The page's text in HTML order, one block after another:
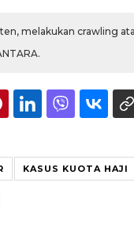
melakukan crawling
KASUS KUOTA HAJI